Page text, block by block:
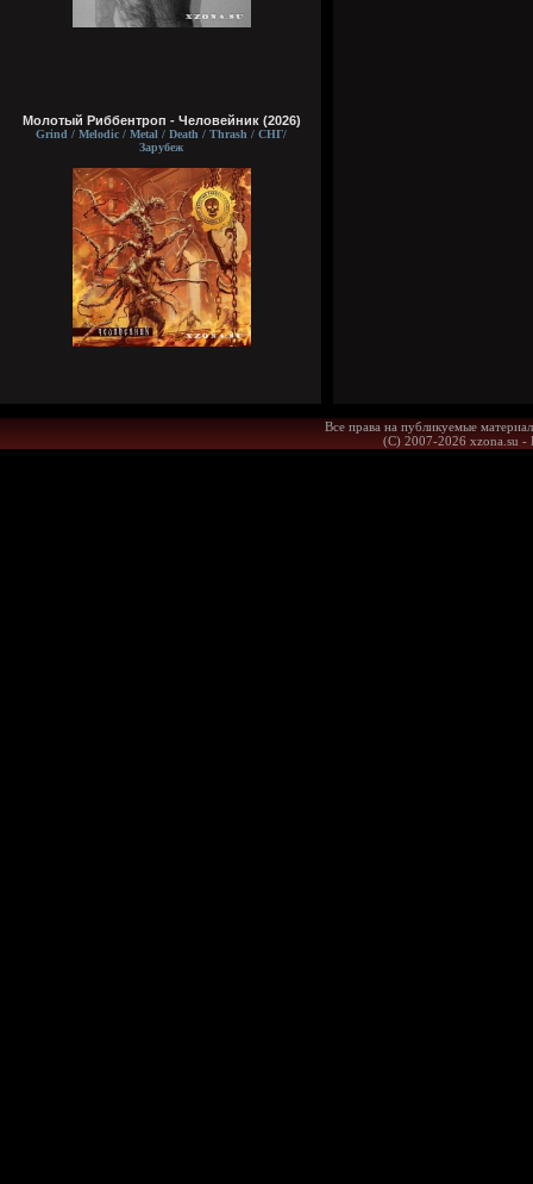
Молотый Риббентроп - Человейник (2026)
Grind / Melodic / Metal / Death / Thrash / СНГ/
Зарубеж
Все права на публикуемые
(С) 2007-2026 xzona.su -